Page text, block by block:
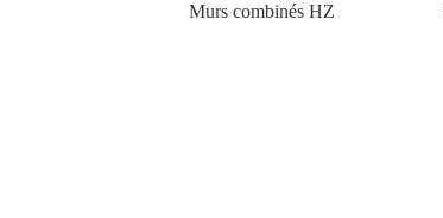
Murs combinés HZ